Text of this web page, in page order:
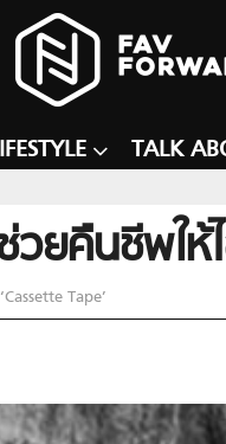
TALK
ยคืนชีพใ
Tape’